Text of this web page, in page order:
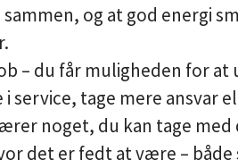
sammen, og at god energi
– du får muligheden for at
service, tage mere ansvar
noget, du kan tage med
det er fedt at være –